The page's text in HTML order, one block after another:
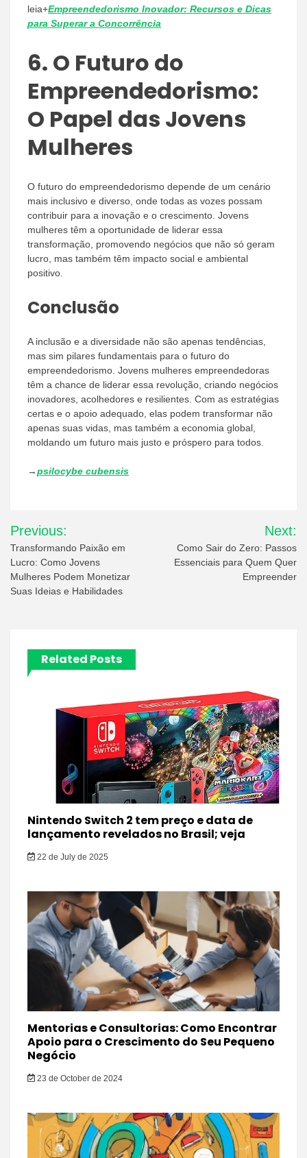
leia+Empreendedorismo Inovador: Recursos e Dicas
para Superar a Concorrência
6. O Futuro do
Empreendedorismo:
O Papel das Jovens
Mulheres
O futuro do empreendedorismo depende de um cenário
mais inclusivo e diverso, onde todas as vozes possam
contribuir para a inovação e o crescimento. Jovens
mulheres têm a oportunidade de liderar essa
transformação, promovendo negócios que não só geram
lucro, mas também têm impacto social e ambiental
positivo.
Conclusão
A inclusão e a diversidade não são apenas tendências,
mas sim pilares fundamentais para o futuro do
empreendedorismo. Jovens mulheres empreendedoras
têm a chance de liderar essa revolução, criando negócios
inovadores, acolhedores e resilientes. Com as estratégias
certas e o apoio adequado, elas podem transformar não
apenas suas vidas, mas também a economia global,
moldando um futuro mais justo e próspero para todos.
→psilocybe cubensis
Post
navigation
Previous:
Transformando Paixão em
Lucro: Como Jovens
Mulheres Podem Monetizar
Suas Ideias e Habilidades
Next:
Como Sair do Zero: Passos
Essenciais para Quem Quer
Empreender
Related Posts
Nintendo Switch 2 tem preço e data de
lançamento revelados no Brasil; veja
22 de July de 2025
Mentorias e Consultorias: Como Encontrar
Apoio para o Crescimento do Seu Pequeno
Negócio
23 de October de 2024